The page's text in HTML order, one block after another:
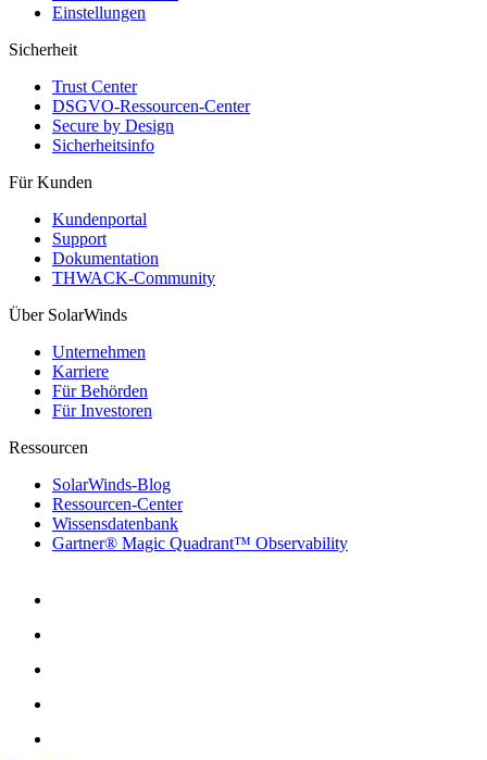
Einstellungen
Sicherheit
Trust Center
DSGVO-Ressourcen-Center
Secure by Design
Sicherheitsinfo
Für Kunden
Kundenportal
Support
Dokumentation
THWACK-Community
Über SolarWinds
Unternehmen
Karriere
Für Behörden
Für Investoren
Ressourcen
SolarWinds-Blog
Ressourcen-Center
Wissensdatenbank
Gartner® Magic Quadrant™ Observability